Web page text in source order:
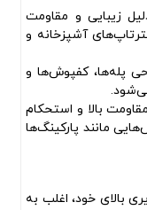
زیبایی و مقاومت
آشپزخانه و
پله‌ها، کفپوش‌ها و
بالا و استحکام
مانند پارکینگ‌ها
بالای خود، اغلب به